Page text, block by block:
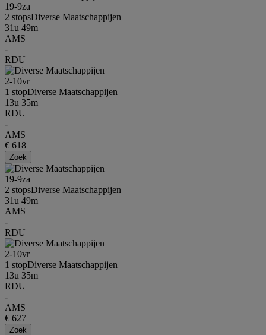
19-9za
2 stopsDiverse Maatschappijen
31u 49m
AMS
-
RDU
2-10vr
1 stopDiverse Maatschappijen
13u 35m
RDU
-
AMS
€ 618
Zoek
19-9za
2 stopsDiverse Maatschappijen
31u 49m
AMS
-
RDU
2-10vr
1 stopDiverse Maatschappijen
13u 35m
RDU
-
AMS
€ 627
Zoek